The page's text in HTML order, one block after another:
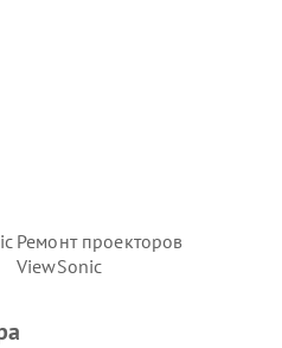
Ремонт проекторов
ViewSonic